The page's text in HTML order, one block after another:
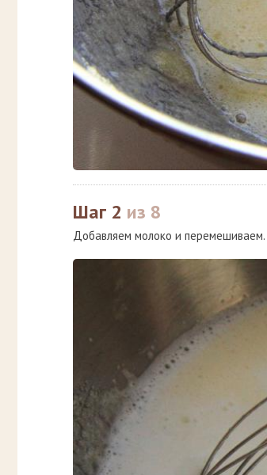
Шаг 2 из 8
Добавляем молоко и перемешиваем.